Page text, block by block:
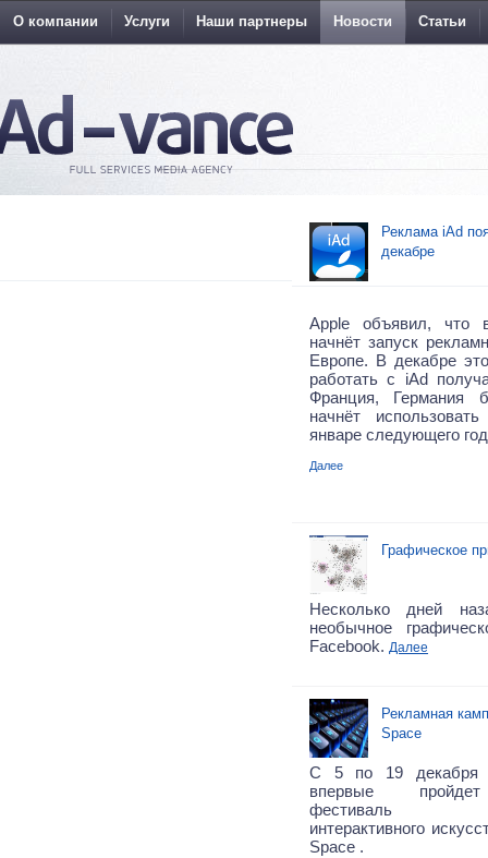
О компании Услуги Наши партнеры Новости Статьи
Реклама iAd
декабре
Apple объявил, что
начнёт запуск
Европе. В декабре
работать с iAd
Франция, Германия
начнёт
январе следующего
Далее
Графическое
Несколько дней
необычное
Facebook. Далее
Рекламная
Space
С 5 по 19 декабря
впервые
фестиваль
интерактивного
Space .